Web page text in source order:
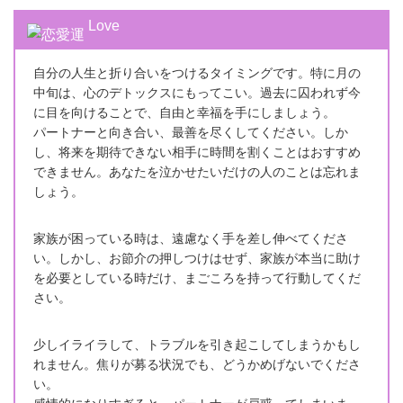
Love
自分の人生と折り合いをつけるタイミングです。特に月の
中旬は、心のデトックスにもってこい。過去に囚われず今
に目を向けることで、自由と幸福を手にしましょう。
パートナーと向き合い、最善を尽くしてください。しか
し、将来を期待できない相手に時間を割くことはおすすめ
できません。あなたを泣かせたいだけの人のことは忘れま
しょう。
家族が困っている時は、遠慮なく手を差し伸べてくださ
い。しかし、お節介の押しつけはせず、家族が本当に助け
を必要としている時だけ、まごころを持って行動してくだ
さい。
少しイライラして、トラブルを引き起こしてしまうかもし
れません。焦りが募る状況でも、どうかめげないでくださ
い。